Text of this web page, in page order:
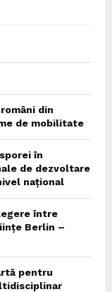
din
de mobilitate
în
de dezvoltare
național
între
Berlin –
pentru